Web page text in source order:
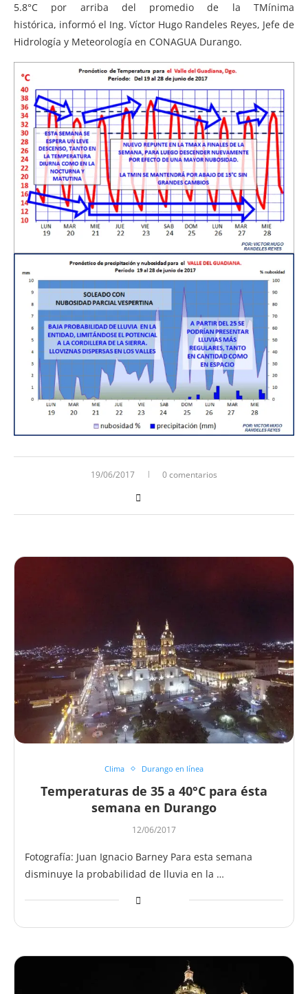
5.8°C por arriba del promedio de la TMínima
histórica, informó el Ing. Víctor Hugo Randeles Reyes, Jefe de
Hidrología y Meteorología en CONAGUA Durango.
19/06/2017 0 comentarios
Clima Durango en línea
Temperaturas de 35 a 40°C para ésta
semana en Durango
12/06/2017
Fotografía: Juan Ignacio Barney Para esta semana
disminuye la probabilidad de lluvia en la …